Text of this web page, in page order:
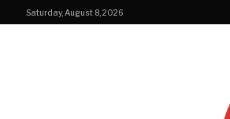
Saturday, August 8, 2026